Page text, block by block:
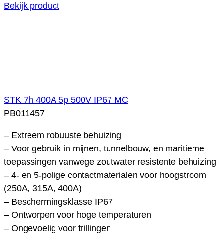
Bekijk product
STK 7h 400A 5p 500V IP67 MC
PB011457
– Extreem robuuste behuizing
– Voor gebruik in mijnen, tunnelbouw, en maritieme
toepassingen vanwege zoutwater resistente behuizing
– 4- en 5-polige contactmaterialen voor hoogstroom
(250A, 315A, 400A)
– Beschermingsklasse IP67
– Ontworpen voor hoge temperaturen
– Ongevoelig voor trillingen